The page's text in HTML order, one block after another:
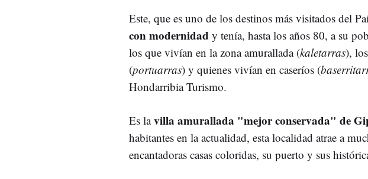
Este, que es uno de los destinos más visitados del
con modernidad y tenía, hasta los años 80, a su
los que vivían en la zona amurallada (kaletarras),
(portuarras) y quienes vivían en caseríos (
Hondarribia Turismo.
Es lavilla amurallada "mejor conservada" de
habitantes en la actualidad, esta localidad atrae a
encantadoras casas coloridas, su puerto y sus